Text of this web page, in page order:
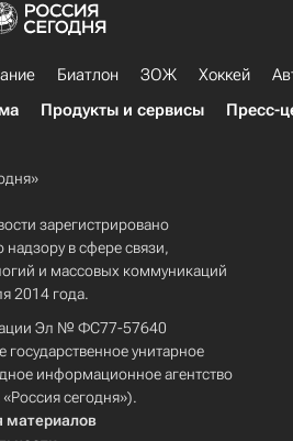
Биатлон ЗОЖ Хоккей
Продукты и сервисы Пресс-
зарегистрировано
в сфере связи,
и массовых коммуникаций
2014 года.
Эл № ФС77-57640
унитарное
информационное агентство
сегодня»).
материалов